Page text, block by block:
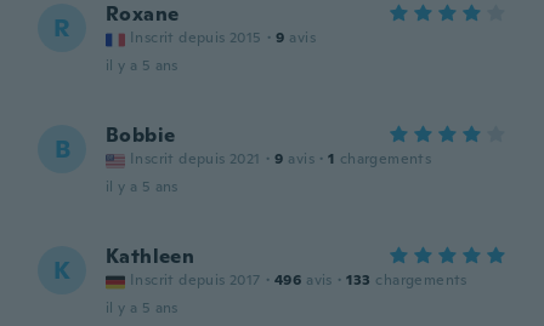
R Roxane
Inscrit depuis 2015 · 9 avis
il y a 5 ans
B Bobbie
Inscrit depuis 2021 · 9 avis · 1 chargements
il y a 5 ans
K Kathleen
Inscrit depuis 2017 · 496 avis · 133 chargements
il y a 5 ans